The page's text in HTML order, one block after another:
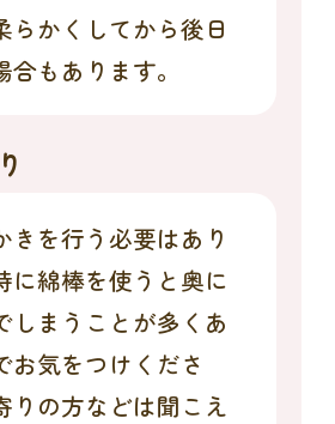
らかくしてから後日
もあります。
きを行う必要はあり
に綿棒を使うと奥に
しまうことが多くあ
お気をつけくださ
りの方などは聞こえ